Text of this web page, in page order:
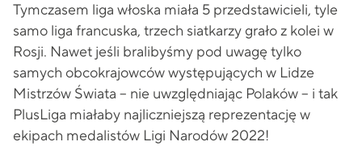
Tymczasem liga włoska miała 5 przedstawicieli, tyle
samo liga francuska, trzech siatkarzy grało z kolei w
Rosji. Nawet jeśli bralibyśmy pod uwagę tylko
samych obcokrajowców występujących w Lidze
Mistrzów Świata – nie uwzględniając Polaków – i tak
PlusLiga miałaby najliczniejszą reprezentację w
ekipach medalistów Ligi Narodów 2022!